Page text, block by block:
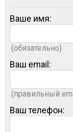
Ваше имя:
(обязательно)
Ваш email:
(правильный
Ваш телефон: